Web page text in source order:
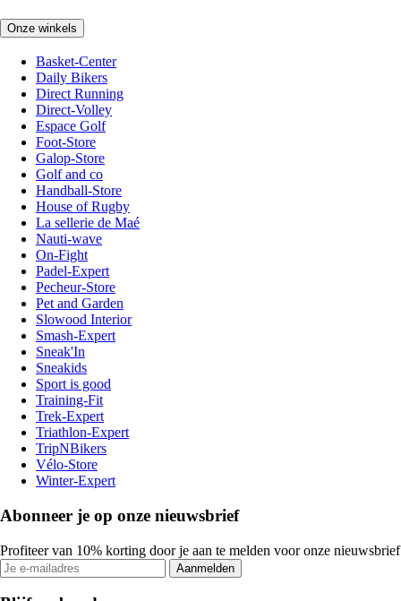
Onze winkels
Basket-Center
Daily Bikers
Direct Running
Direct-Volley
Espace Golf
Foot-Store
Galop-Store
Golf and co
Handball-Store
House of Rugby
La sellerie de Maé
Nauti-wave
On-Fight
Padel-Expert
Pecheur-Store
Pet and Garden
Slowood Interior
Smash-Expert
Sneak'In
Sneakids
Sport is good
Training-Fit
Trek-Expert
Triathlon-Expert
TripNBikers
Vélo-Store
Winter-Expert
Abonneer je op onze nieuwsbrief
Profiteer van 10% korting door je aan te melden voor onze nieuwsbrief
Aanmelden